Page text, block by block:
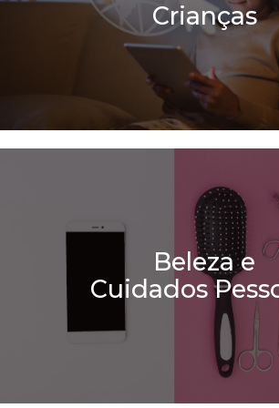
Crianças
Beleza e
Cuidados